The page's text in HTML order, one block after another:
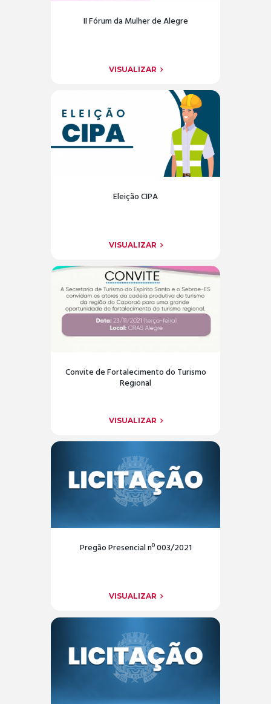
II Fórum da Mulher de Alegre
VISUALIZAR
Eleição CIPA
VISUALIZAR
Convite de Fortalecimento do Turismo
Regional
VISUALIZAR
Pregão Presencial nº 003/2021
VISUALIZAR